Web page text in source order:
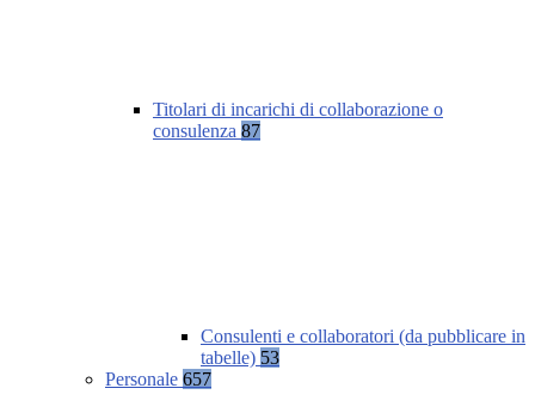
Titolari di incarichi di collaborazione o
consulenza 87
Consulenti e collaboratori (da pubblicare in
tabelle) 53
Personale 657